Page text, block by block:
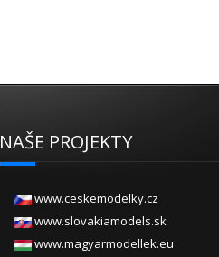
NAŠE PROJEKTY
www.ceskemodelky.cz
www.slovakiamodels.sk
www.magyarmodellek.eu